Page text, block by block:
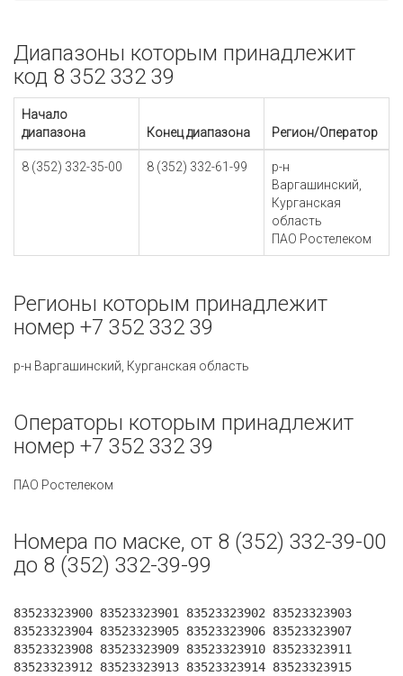
Диапазоны которым принадлежит
код 8 352 332 39
Начало
диапазона
Конец диапазона Регион/Оператор
8 (352) 332-35-00 8 (352) 332-61-99
р-н
Варгашинский,
Курганская
область
ПАО Ростелеком
Регионы которым принадлежит
номер +7 352 332 39
р-н Варгашинский, Курганская область
Операторы которым принадлежит
номер +7 352 332 39
ПАО Ростелеком
Номера по маске, от 8 (352) 332-39-00
до 8 (352) 332-39-99
83523323900 83523323901 83523323902 83523323903
83523323904 83523323905 83523323906 83523323907
83523323908 83523323909 83523323910 83523323911
83523323912 83523323913 83523323914 83523323915